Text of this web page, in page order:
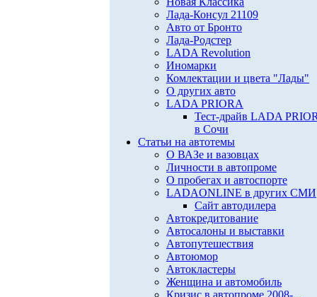
Лада-Консул 21109
Авто от Бронто
Лада-Родстер
LADA Revolution
Иномарки
Комлектации и цвета "Лады"
О других авто
LADA PRIORA
Тест-драйв LADA
в Сочи
Статьи на автотемы
О ВАЗе и вазовцах
Личности в автопроме
О пробегах и автоспорте
LADAONLINE в других СМИ
Сайт автодилера
Автокредитование
Автосалоны и выставки
Автопутешествия
Автоюмор
Автокластеры
Женщина и автомобиль
Кризис в автопроме 2008-...